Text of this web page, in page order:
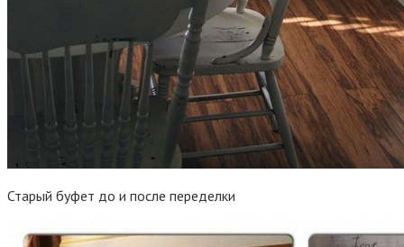
Старый буфет до и после переделки